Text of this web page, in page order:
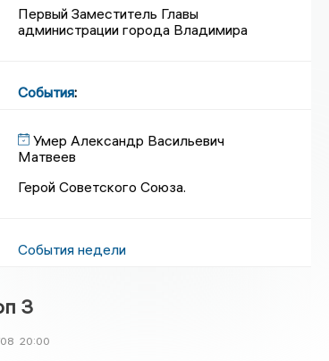
Первый Заместитель Главы
администрации города Владимира
События:
Умер Александр Васильевич
Матвеев
Герой Советского Союза.
События недели
3
20:00